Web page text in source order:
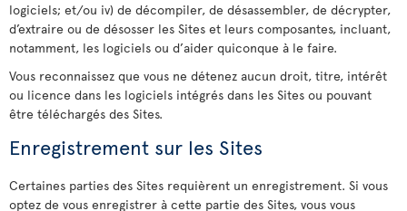
logiciels; et/ou iv) de décompiler, de désassembler, de décrypter,
d’extraire ou de désosser les Sites et leurs composantes, incluant,
notamment, les logiciels ou d’aider quiconque à le faire.
Vous reconnaissez que vous ne détenez aucun droit, titre, intérêt
ou licence dans les logiciels intégrés dans les Sites ou pouvant
être téléchargés des Sites.
Enregistrement sur les Sites
Certaines parties des Sites requièrent un enregistrement. Si vous
optez de vous enregistrer à cette partie des Sites, vous vous